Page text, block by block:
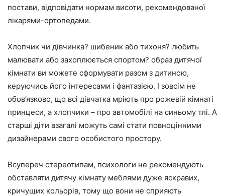
постави, відповідати нормам висоти, рекомендованої
лікарями-ортопедами.
Хлопчик чи дівчинка? шибеник або тихоня? любить
малювати або захоплюється спортом? образ дитячої
кімнати ви можете сформувати разом з дитиною,
керуючись його інтересами і фантазією. І зовсім не
обов’язково, що всі дівчатка мріють про рожевій кімнаті
принцеси, а хлопчики – про автомобілі на синьому тлі. А
старші діти взагалі можуть самі стати повноцінними
дизайнерами свого особистого простору.
Всупереч стереотипам, психологи не рекомендують
обставляти дитячу кімнату меблями дуже яскравих,
кричущих кольорів, тому що вони не сприяють